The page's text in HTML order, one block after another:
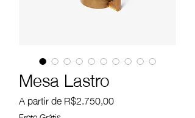
Mesa Lastro
A partir deR$2.750,00Preço